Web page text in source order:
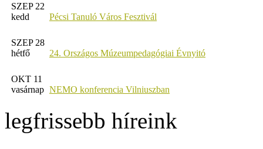
SZEP 22
kedd
Pécsi Tanuló Város Fesztivál
SZEP 28
hétfő
24. Országos Múzeumpedagógiai Évnyitó
OKT 11
vasárnap NEMO konferencia Vilniuszban
legfrissebb híreink